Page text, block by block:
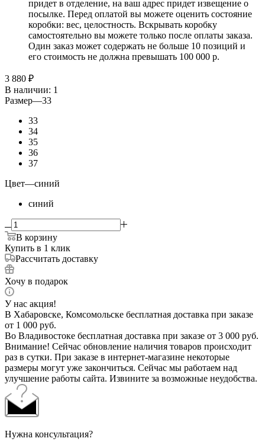
придет в отделение, на ваш адрес придет извещение о
посылке. Перед оплатой вы можете оценить состояние
коробки: вес, целостность. Вскрывать коробку
самостоятельно вы можете только после оплаты заказа.
Один заказ может содержать не больше 10 позиций и
его стоимость не должна превышать 100 000 р.
3 880 ₽
В наличии: 1
Размер—33
33
34
35
36
37
Цвет—синий
синий
В корзину
Купить в 1 клик
Рассчитать доставку
Хочу в подарок
У нас акция!
В Хабаровске, Комсомольске бесплатная доставка при заказе
от 1 000 руб.
Во Владивостоке бесплатная доставка при заказе от 3 000 руб.
Внимание! Сейчас обновление наличия товаров происходит
раз в сутки. При заказе в интернет-магазине некоторые
размеры могут уже закончиться. Сейчас мы работаем над
улучшение работы сайта. Извините за возможные неудобства.
Нужна консультация?